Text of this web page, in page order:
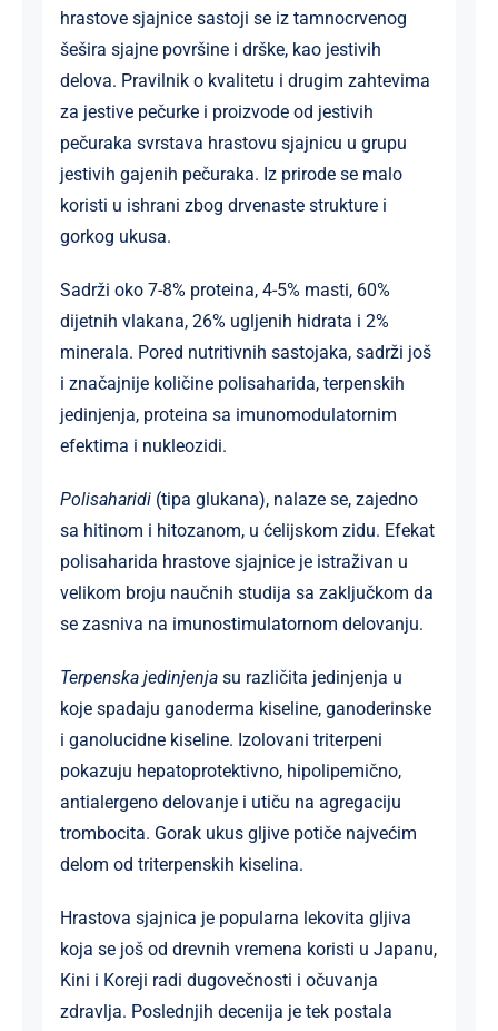
hrastove sjajnice sastoji se iz tamnocrvenog
šešira sjajne površine i drške, kao jestivih
delova. Pravilnik o kvalitetu i drugim zahtevima
za jestive pečurke i proizvode od jestivih
pečuraka svrstava hrastovu sjajnicu u grupu
jestivih gajenih pečuraka. Iz prirode se malo
koristi u ishrani zbog drvenaste strukture i
gorkog ukusa.
Sadrži oko 7-8% proteina, 4-5% masti, 60%
dijetnih vlakana, 26% ugljenih hidrata i 2%
minerala. Pored nutritivnih sastojaka, sadrži još
i značajnije količine polisaharida, terpenskih
jedinjenja, proteina sa imunomodulatornim
efektima i nukleozidi.
Polisaharidi(tipa glukana), nalaze se, zajedno
sa hitinom i hitozanom, u ćelijskom zidu. Efekat
polisaharida hrastove sjajnice je istraživan u
velikom broju naučnih studija sa zaključkom da
se zasniva na imunostimulatornom delovanju.
Terpenska jedinjenjasu različita jedinjenja u
koje spadaju ganoderma kiseline, ganoderinske
i ganolucidne kiseline. Izolovani triterpeni
pokazuju hepatoprotektivno, hipolipemično,
antialergeno delovanje i utiču na agregaciju
trombocita. Gorak ukus gljive potiče najvećim
delom od triterpenskih kiselina.
Hrastova sjajnica je popularna lekovita gljiva
koja se još od drevnih vremena koristi u Japanu,
Kini i Koreji radi dugovečnosti i očuvanja
zdravlja. Poslednjih decenija je tek postala